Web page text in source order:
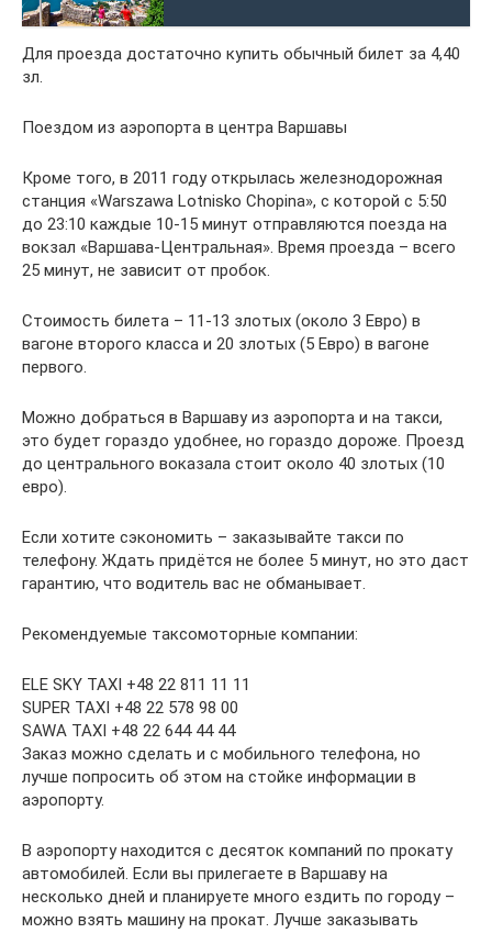
Для проезда достаточно купить обычный билет за 4,40
зл.
Поездом из аэропорта в центра Варшавы
Кроме того, в 2011 году открылась железнодорожная
станция «Warszawa Lotnisko Chopina», с которой с 5:50
до 23:10 каждые 10-15 минут отправляются поезда на
вокзал «Варшава-Центральная». Время проезда – всего
25 минут, не зависит от пробок.
Стоимость билета – 11-13 злотых (около 3 Евро) в
вагоне второго класса и 20 злотых (5 Евро) в вагоне
первого.
Можно добраться в Варшаву из аэропорта и на такси,
это будет гораздо удобнее, но гораздо дороже. Проезд
до центрального воказала стоит около 40 злотых (10
евро).
Если хотите сэкономить – заказывайте такси по
телефону. Ждать придётся не более 5 минут, но это даст
гарантию, что водитель вас не обманывает.
Рекомендуемые таксомоторные компании:
ELE SKY TAXI +48 22 811 11 11
SUPER TAXI +48 22 578 98 00
SAWA TAXI +48 22 644 44 44
Заказ можно сделать и с мобильного телефона, но
лучше попросить об этом на стойке информации в
аэропорту.
В аэропорту находится с десяток компаний по прокату
автомобилей. Если вы прилегаете в Варшаву на
несколько дней и планируете много ездить по городу –
можно взять машину на прокат. Лучше заказывать